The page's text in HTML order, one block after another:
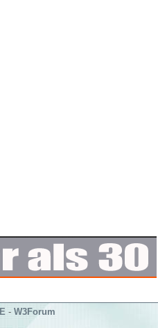
- W3Forum